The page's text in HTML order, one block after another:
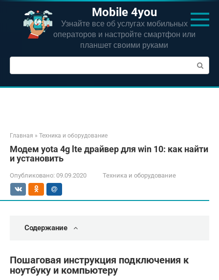
Перейти
контенту
Mobile 4you
Узнайте все об услугах мобильных
операторов и настройте смартфон или
планшет своими руками
Поиск:
Главная » Техника и оборудование
Модем yota 4g lte драйвер для win 10: как найти
и установить
Опубликовано: 09.09.2020 Техника и оборудование
Содержание
Пошаговая инструкция подключения к
ноутбуку и компьютеру